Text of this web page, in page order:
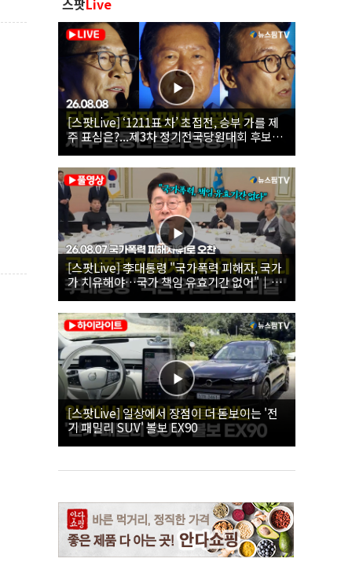
스팟Live
[스팟Live] ‘1211표 차’ 초접전, 승부 가를 제
주 표심은?...제3차 정기전국당원대회 후보자
제주 합동연설회 생중계 | 26.08.08
[스팟Live] 李대통령 "국가폭력 피해자, 국가
가 치유해야…국가 책임 유효기간 없어"｜
26.08.07 국가폭력 피해자 위로 오찬
[스팟Live] 일상에서 장점이 더 돋보이는 '전
기 패밀리 SUV' 볼보 EX90